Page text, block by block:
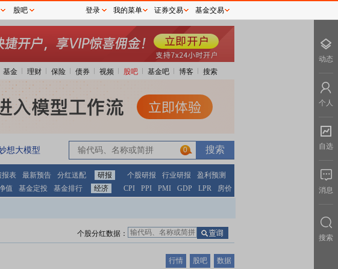
基金 理财 保险 债券 视频 股吧 基金吧 博客 搜索
想大模型 0
报表 最新预告 分红送配 研报 个股研报 行业研报
盈利预测
值 基金定投 基金排行 经济 CPI PPI PMI GDP LPR 房价
个股分红数据：
行情 股吧 数据
股吧 登录 我的菜单 证券交易 基金交易
动态
个人
自选
消息
搜索